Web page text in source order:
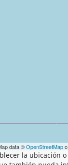
data ©OpenStreetMap
la ubicación